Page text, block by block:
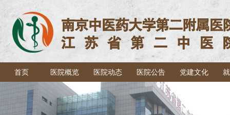
首页 医院概览 医院动态 医院公告 党建文化